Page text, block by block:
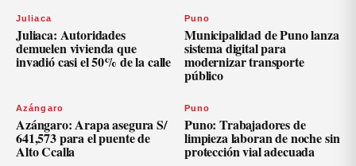
Juliaca
Juliaca: Autoridades
demuelen vivienda que
invadió casi el 50% de la calle
Puno
Municipalidad de Puno lanza
sistema digital para
modernizar transporte
público
Azángaro
Azángaro: Arapa asegura S/
641,573 para el puente de
Alto Ccalla
Puno
Puno: Trabajadores de
limpieza laboran de noche sin
protección vial adecuada